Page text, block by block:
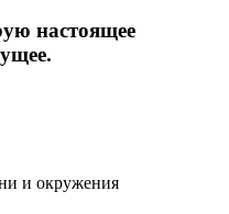
настоящее
и окружения